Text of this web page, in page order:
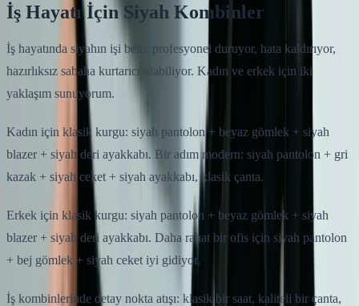
İş Hayatı İçin Siyah Kombinler
İş hayatında siyahın işi belli: profesyonel duruyor, hata kaldırıyor,
hazırlıksız sabaha kurtarıcı olabiliyor. Kadın ve erkek için iki
yaklaşım sunuyorum.
Kadın için klasik kurgu: siyah pantolon + beyaz gömlek + siyah
blazer + siyah deri ayakkabı. Bir adım modern: siyah pantolon + gri
kazak + siyah ceket + siyah ayakkabı, klasik çanta.
Erkek için klasik kurgu: siyah pantolon + beyaz gömlek + siyah
blazer + siyah deri ayakkabı. Daha rahat bir ofis için siyah pantolon
+ bej gömlek + siyah ceket iyi gidiyor.
İş kombinlerinde detay nokta atışı: klasik bir saat, kaliteli bir çanta,